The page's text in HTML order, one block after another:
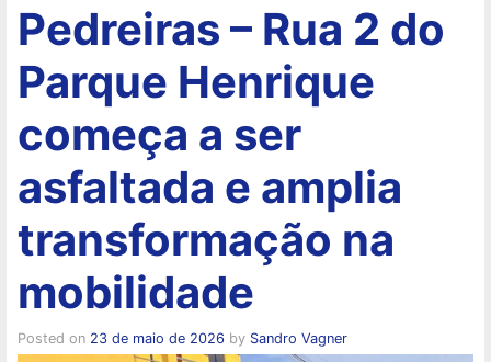
Pedreiras – Rua 2 do
Parque Henrique
começa a ser
asfaltada e amplia
transformação na
mobilidade
Posted on 23 de maio de 2026 by Sandro Vagner